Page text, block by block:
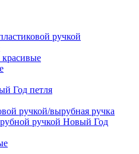
ручкой
Год петля
ручкой/вырубная ручка
ручкой Новый Год